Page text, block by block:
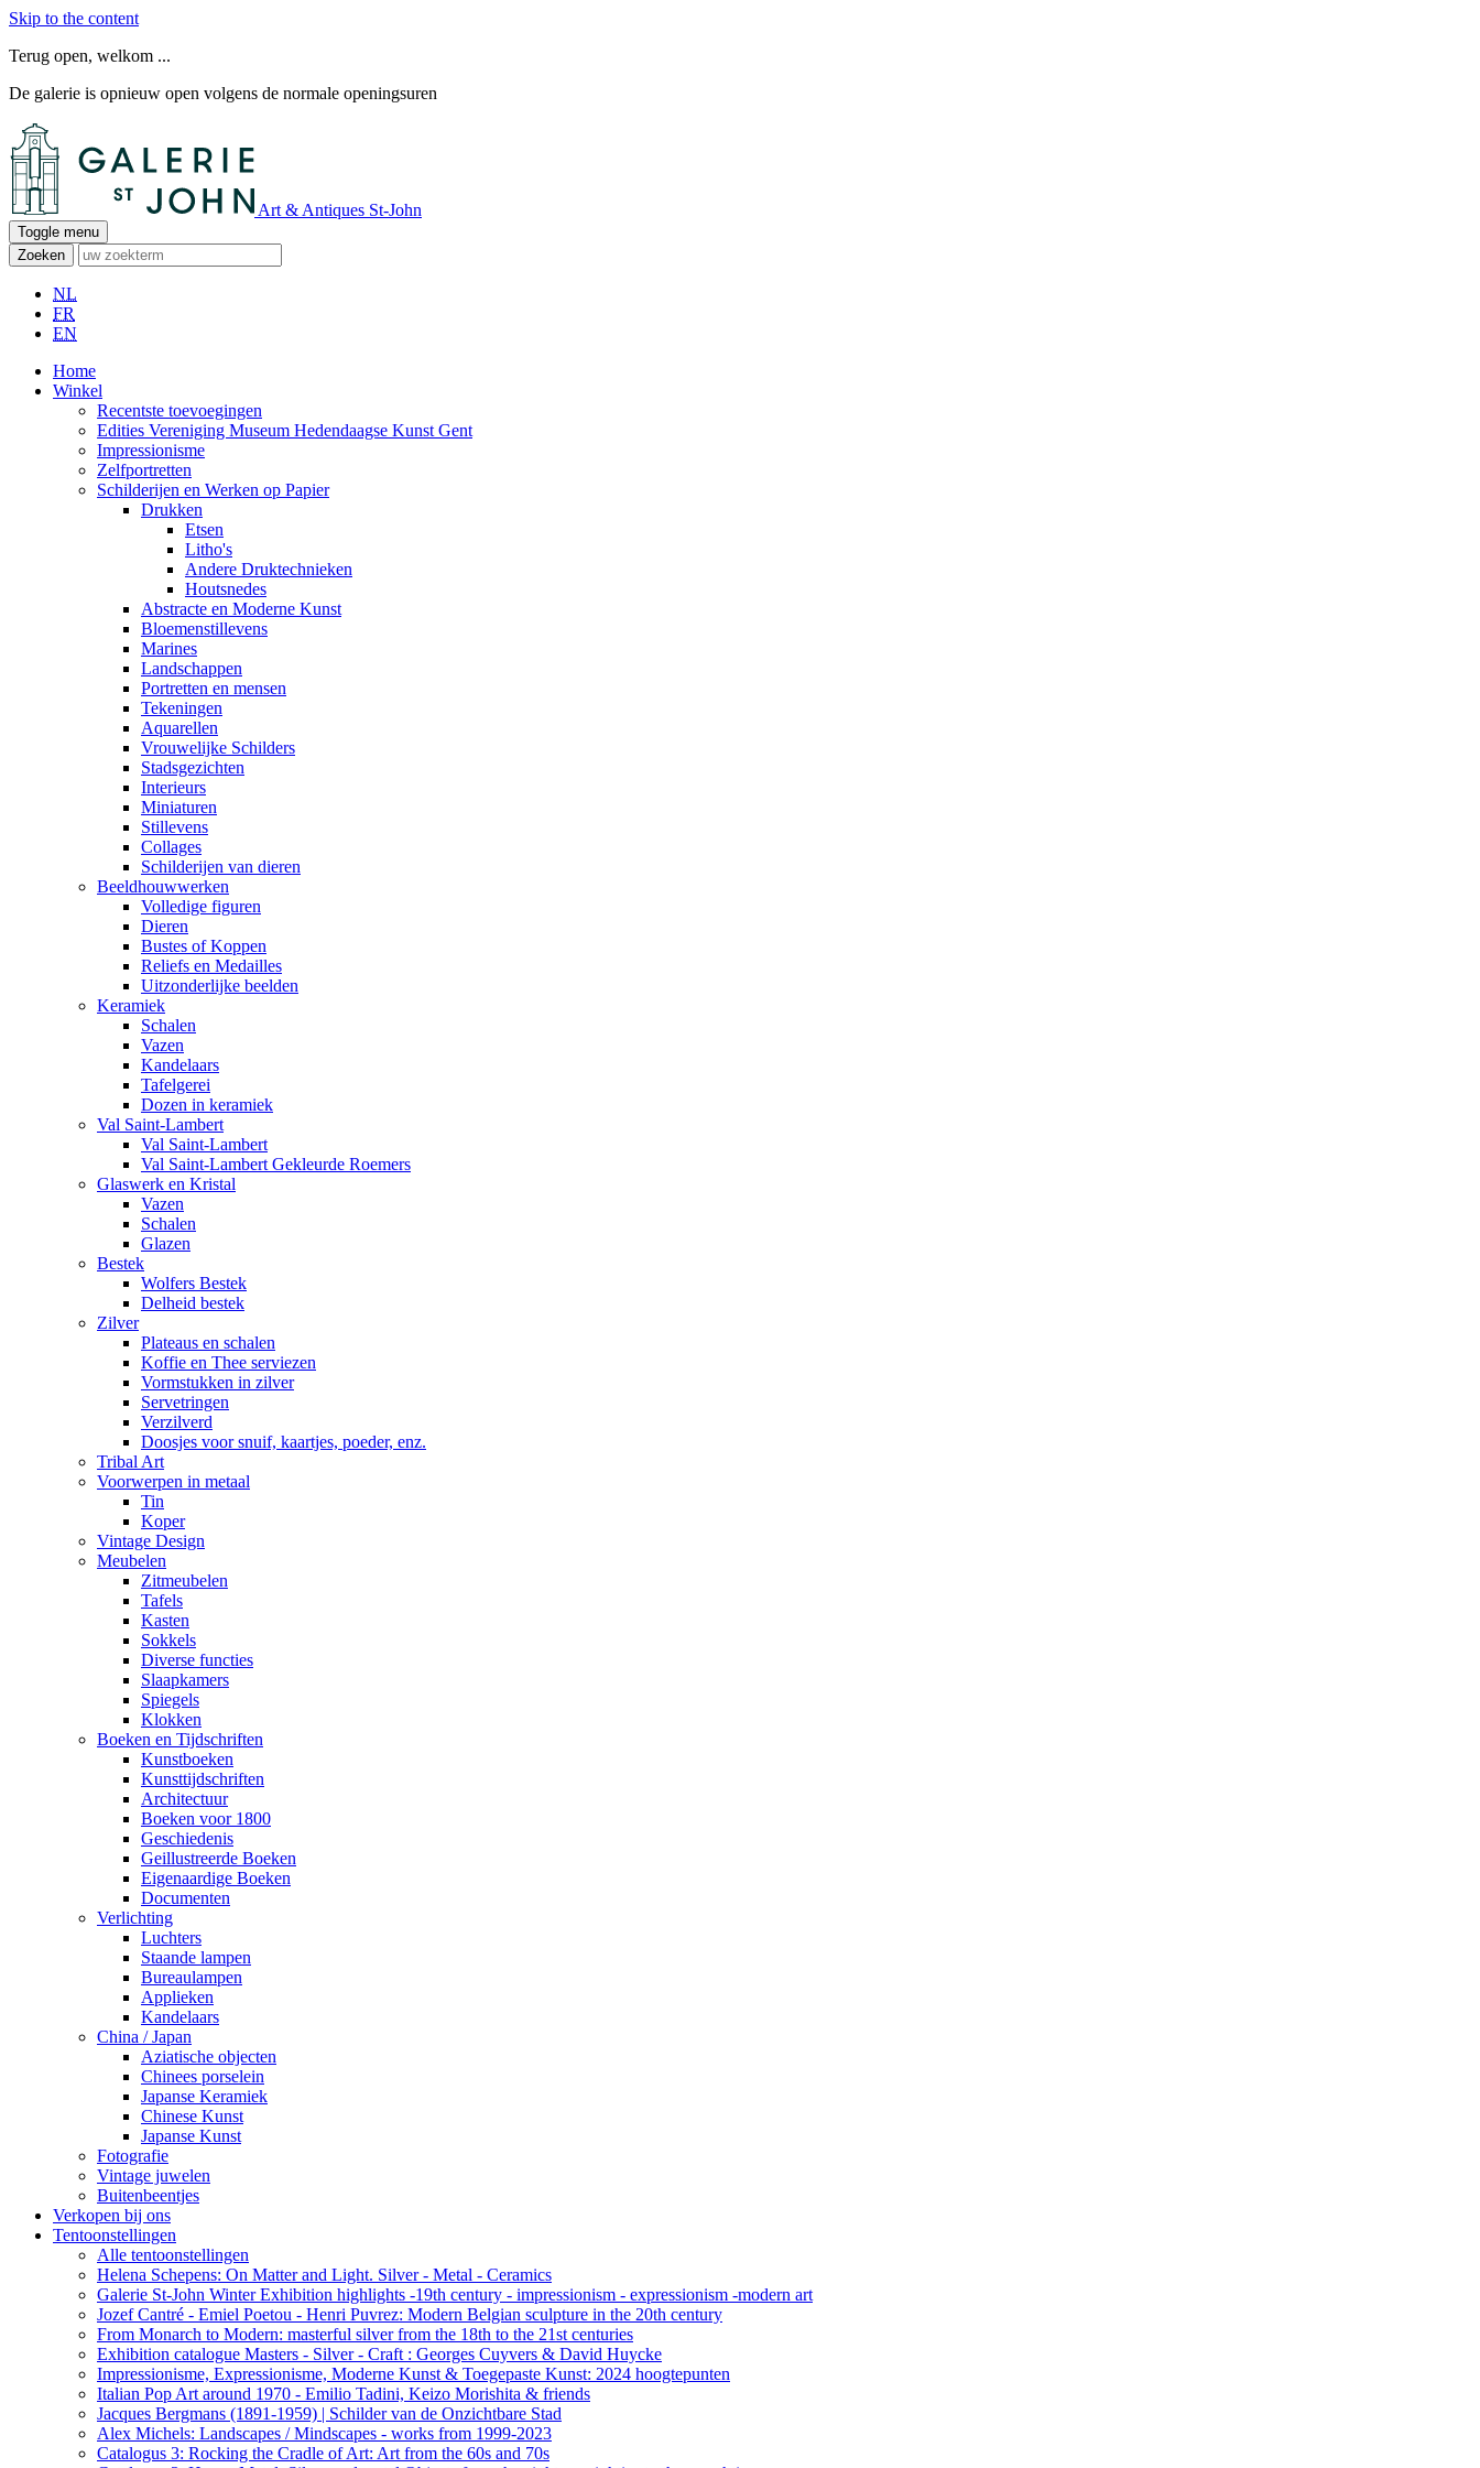
Skip to the content
Terug open, welkom ...
De galerie is opnieuw open volgens de normale openingsuren
Art & Antiques St-John
Toggle menu
Zoeken
NL
FR
EN
Home
Winkel
Recentste toevoegingen
Edities Vereniging Museum Hedendaagse Kunst Gent
Impressionisme
Zelfportretten
Schilderijen en Werken op Papier
Drukken
Etsen
Litho's
Andere Druktechnieken
Houtsnedes
Abstracte en Moderne Kunst
Bloemenstillevens
Marines
Landschappen
Portretten en mensen
Tekeningen
Aquarellen
Vrouwelijke Schilders
Stadsgezichten
Interieurs
Miniaturen
Stillevens
Collages
Schilderijen van dieren
Beeldhouwwerken
Volledige figuren
Dieren
Bustes of Koppen
Reliefs en Medailles
Uitzonderlijke beelden
Keramiek
Schalen
Vazen
Kandelaars
Tafelgerei
Dozen in keramiek
Val Saint-Lambert
Val Saint-Lambert
Val Saint-Lambert Gekleurde Roemers
Glaswerk en Kristal
Vazen
Schalen
Glazen
Bestek
Wolfers Bestek
Delheid bestek
Zilver
Plateaus en schalen
Koffie en Thee serviezen
Vormstukken in zilver
Servetringen
Verzilverd
Doosjes voor snuif, kaartjes, poeder, enz.
Tribal Art
Voorwerpen in metaal
Tin
Koper
Vintage Design
Meubelen
Zitmeubelen
Tafels
Kasten
Sokkels
Diverse functies
Slaapkamers
Spiegels
Klokken
Boeken en Tijdschriften
Kunstboeken
Kunsttijdschriften
Architectuur
Boeken voor 1800
Geschiedenis
Geillustreerde Boeken
Eigenaardige Boeken
Documenten
Verlichting
Luchters
Staande lampen
Bureaulampen
Applieken
Kandelaars
China / Japan
Aziatische objecten
Chinees porselein
Japanse Keramiek
Chinese Kunst
Japanse Kunst
Fotografie
Vintage juwelen
Buitenbeentjes
Verkopen bij ons
Tentoonstellingen
Alle tentoonstellingen
Helena Schepens: On Matter and Light. Silver - Metal - Ceramics
Galerie St-John Winter Exhibition highlights -19th century - impressionism - expressionism -modern art
Jozef Cantré - Emiel Poetou - Henri Puvrez: Modern Belgian sculpture in the 20th century
From Monarch to Modern: masterful silver from the 18th to the 21st centuries
Exhibition catalogue Masters - Silver - Craft : Georges Cuyvers & David Huycke
Impressionisme, Expressionisme, Moderne Kunst & Toegepaste Kunst: 2024 hoogtepunten
Italian Pop Art around 1970 - Emilio Tadini, Keizo Morishita & friends
Jacques Bergmans (1891-1959) | Schilder van de Onzichtbare Stad
Alex Michels: Landscapes / Mindscapes - works from 1999-2023
Catalogus 3: Rocking the Cradle of Art: Art from the 60s and 70s